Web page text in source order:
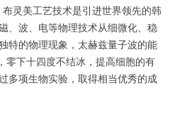
灵美工艺技术是引进世界领先的韩
、波、电等物理技术从细微化、稳
特的物理现象，太赫兹量子波的能
零下十四度不结冰，提高细胞的有
多项生物实验，取得相当优秀的成